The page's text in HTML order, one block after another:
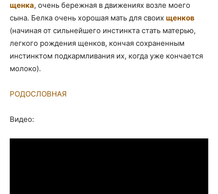
щенка, очень бережная в движениях возле моего
сына. Белка очень хорошая мать для своих щенков
(начиная от сильнейшего инстинкта стать матерью,
легкого рождения щенков, кончая сохраненным
инстинктом подкармливания их, когда уже кончается
молоко).
РОДОСЛОВНАЯ
Видео: